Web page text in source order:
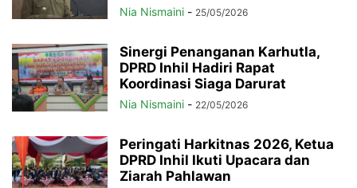
Nia Nismaini - 25/05/2026
Sinergi Penanganan Karhutla,
DPRD Inhil Hadiri Rapat
Koordinasi Siaga Darurat
Nia Nismaini - 22/05/2026
Peringati Harkitnas 2026, Ketua
DPRD Inhil Ikuti Upacara dan
Ziarah Pahlawan